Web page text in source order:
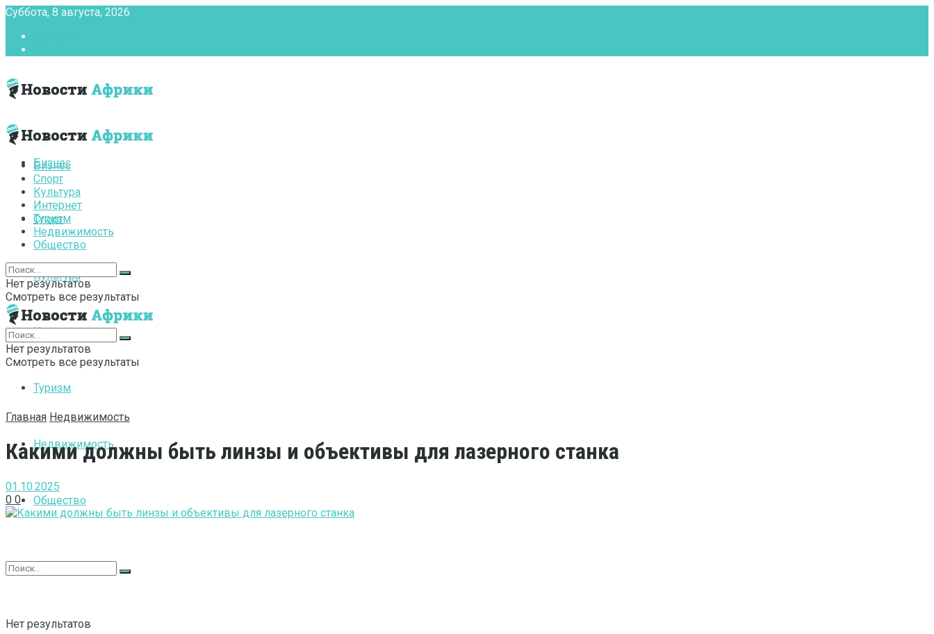
Суббота, 8 августа, 2026
Бизнес
Спорт
Культура
Интернет
Туризм
Недвижимость
Общество
Нет результатов
Бизнес
Спорт
Культура
Интернет
Туризм
Недвижимость
Общество
Нет результатов
Смотреть все результаты
Нет результатов
Смотреть все результаты
Главная Недвижимость
Какими должны быть линзы и объективы для лазерного станка
01.10.2025
0 0